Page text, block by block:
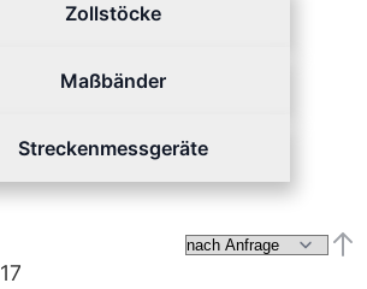
Zollstöcke
Maßbänder
Streckenmessgeräte
17